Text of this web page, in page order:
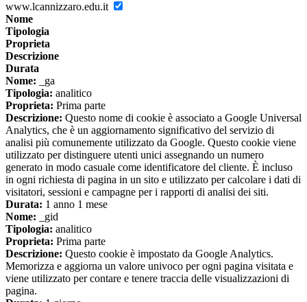
www.lcannizzaro.edu.it
Nome
Tipologia
Proprieta
Descrizione
Durata
Nome: _ga
Tipologia: analitico
Proprieta: Prima parte
Descrizione: Questo nome di cookie è associato a Google Universal
Analytics, che è un aggiornamento significativo del servizio di
analisi più comunemente utilizzato da Google. Questo cookie viene
utilizzato per distinguere utenti unici assegnando un numero
generato in modo casuale come identificatore del cliente. È incluso
in ogni richiesta di pagina in un sito e utilizzato per calcolare i dati di
visitatori, sessioni e campagne per i rapporti di analisi dei siti.
Durata: 1 anno 1 mese
Nome: _gid
Tipologia: analitico
Proprieta: Prima parte
Descrizione: Questo cookie è impostato da Google Analytics.
Memorizza e aggiorna un valore univoco per ogni pagina visitata e
viene utilizzato per contare e tenere traccia delle visualizzazioni di
pagina.